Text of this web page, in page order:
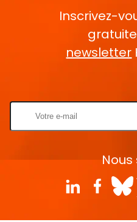
Inscrivez-
newsletter
Nous